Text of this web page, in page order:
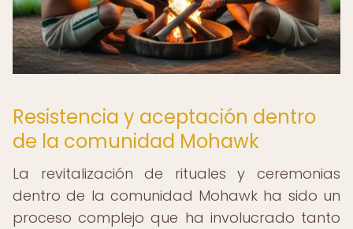
Resistencia y aceptación dentro
de la comunidad Mohawk
La revitalización de rituales y ceremonias
dentro de la comunidad Mohawk ha sido un
proceso complejo que ha involucrado tanto